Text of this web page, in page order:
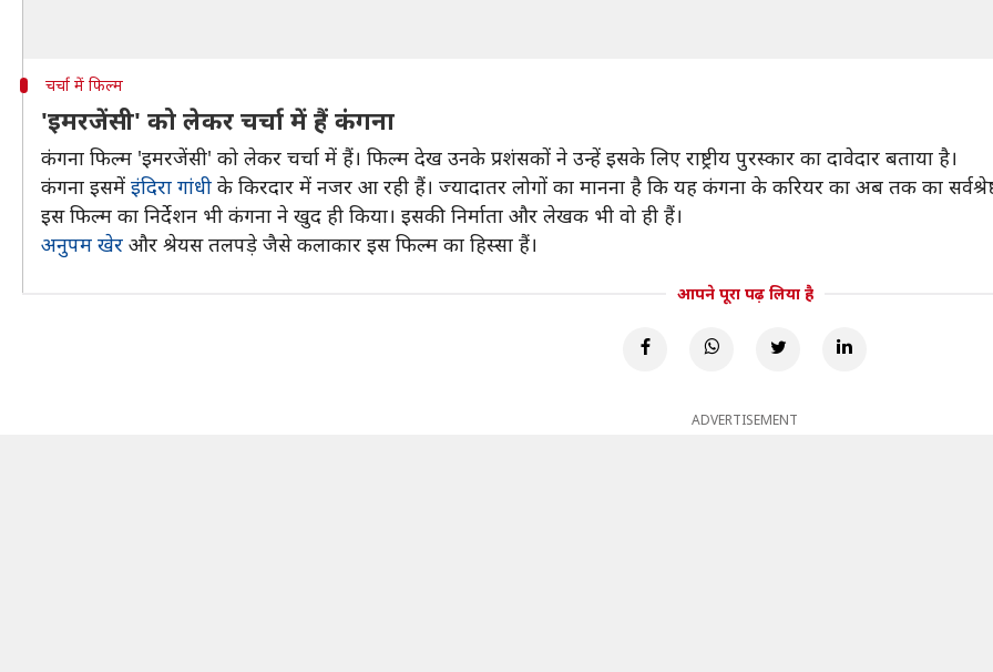
चर्चा में फिल्म
'इमरजेंसी' को लेकर चर्चा में हैं कंगना
कंगना फिल्म 'इमरजेंसी' को लेकर चर्चा में हैं। फिल्म देख उनके प्रशंसकों ने उन्हें इसके लिए राष्ट्रीय पुरस्कार का दावेदार बताया है।
कंगना इसमें इंदिरा गांधी के किरदार में नजर आ रही हैं। ज्यादातर लोगों का मानना है कि यह कंगना के करियर का अब तक का सर्वश्रेष्ठ
इस फिल्म का निर्देशन भी कंगना ने खुद ही किया। इसकी निर्माता और लेखक भी वो ही हैं।
अनुपम खेर और श्रेयस तलपड़े जैसे कलाकार इस फिल्म का हिस्सा हैं।
आपने पूरा पढ़ लिया है
ADVERTISEMENT